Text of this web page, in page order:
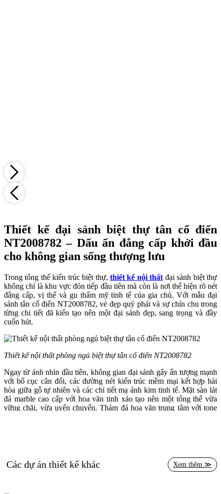
Thiết kế đại sảnh biệt thự tân cổ điển
NT2008782 – Dấu ấn đẳng cấp khởi đầu
cho không gian sống thượng lưu
Trong tổng thể kiến trúc biệt thự, thiết kế nội thất đại sảnh biệt thự
không chỉ là khu vực đón tiếp đầu tiên mà còn là nơi thể hiện rõ nét
đẳng cấp, vị thế và gu thẩm mỹ tinh tế của gia chủ. Với mẫu đại
sảnh tân cổ điển NT2008782, vẻ đẹp quý phái và sự chỉn chu trong
từng chi tiết đã kiến tạo nên một đại sảnh đẹp, sang trọng và đầy
cuốn hút.
Thiết kế nội thất phòng ngủ biệt thự tân cổ điển NT2008782
Ngay từ ánh nhìn đầu tiên, không gian đại sảnh gây ấn tượng mạnh
với bố cục cân đối, các đường nét kiến trúc mềm mại kết hợp hài
hòa giữa gỗ tự nhiên và các chi tiết mạ ánh kim tinh tế. Mặt sàn lát
đá marble cao cấp với hoa văn tinh xảo tạo nên một tổng thể vừa
vững chãi, vừa uyển chuyển. Thảm đá hoa văn trung tâm với tone
trọng đặc trưng của đại sảnh tân cổ điển. Hệ thống đèn led âm trần
bố trí đều khắp tạo hiệu ứng ánh sáng đồng đều, tăng thêm vẻ thanh
Các dự án thiết kế khác Xem thêm ≫